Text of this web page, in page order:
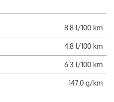
8.8 l/100 km
4.8 l/100 km
6.3 l/100 km
147.0 g/km